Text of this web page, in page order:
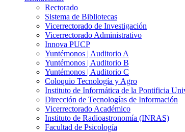
Rectorado
Sistema de Bibliotecas
Vicerrectorado de Investigación
Vicerrectorado Administrativo
Innova PUCP
Yuntémonos | Auditorio A
Yuntémonos | Auditorio B
Yuntémonos | Auditorio C
Coloquio Tecnología y Agro
Instituto de Informática de la Pontificia
Dirección de Tecnologías de Información
Vicerrectorado Académico
Instituto de Radioastronomía (INRAS)
Facultad de Psicología